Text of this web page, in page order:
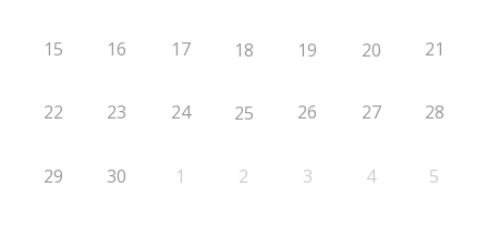
15 16 17 18 19 20 21
22 23 24 25 26 27 28
29 30 1 2 3 4 5